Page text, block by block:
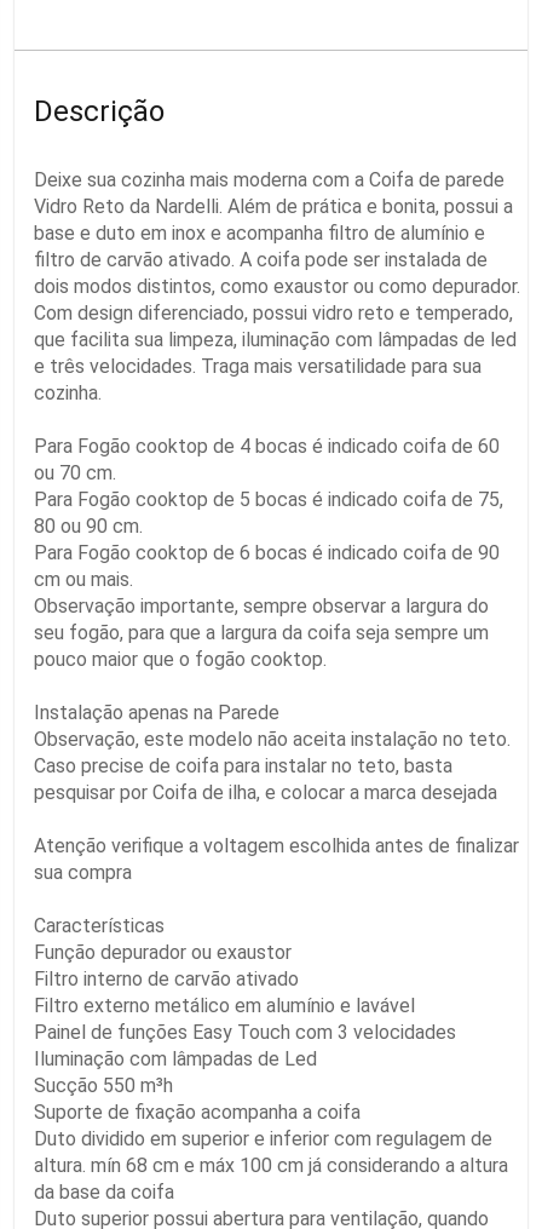
Descrição
Deixe sua cozinha mais moderna com a Coifa de parede
Vidro Reto da Nardelli. Além de prática e bonita, possui a
base e duto em inox e acompanha filtro de alumínio e
filtro de carvão ativado. A coifa pode ser instalada de
dois modos distintos, como exaustor ou como depurador.
Com design diferenciado, possui vidro reto e temperado,
que facilita sua limpeza, iluminação com lâmpadas de led
e três velocidades. Traga mais versatilidade para sua
cozinha.
Para Fogão cooktop de 4 bocas é indicado coifa de 60
ou 70 cm.
Para Fogão cooktop de 5 bocas é indicado coifa de 75,
80 ou 90 cm.
Para Fogão cooktop de 6 bocas é indicado coifa de 90
cm ou mais.
Observação importante, sempre observar a largura do
seu fogão, para que a largura da coifa seja sempre um
pouco maior que o fogão cooktop.
Instalação apenas na Parede
Observação, este modelo não aceita instalação no teto.
Caso precise de coifa para instalar no teto, basta
pesquisar por Coifa de ilha, e colocar a marca desejada
Atenção verifique a voltagem escolhida antes de finalizar
sua compra
Características
Função depurador ou exaustor
Filtro interno de carvão ativado
Filtro externo metálico em alumínio e lavável
Painel de funções Easy Touch com 3 velocidades
Iluminação com lâmpadas de Led
Sucção 550 m³h
Suporte de fixação acompanha a coifa
Duto dividido em superior e inferior com regulagem de
altura. mín 68 cm e máx 100 cm já considerando a altura
da base da coifa
Duto superior possui abertura para ventilação, quando